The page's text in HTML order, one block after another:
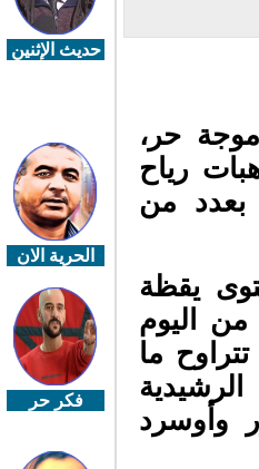
حر،
رياح
من
يقظة
اليوم
ما
الرشيدية
وأوسرد
حديث الإثنين
الحرية الان
فكر حر